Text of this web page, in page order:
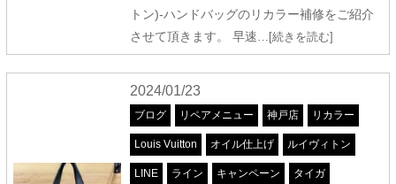
トン)-ハンドバッグのリカラー補修をご紹介
させて頂きます。 早速…[続きを読む]
2024/01/23
ブログ リペアメニュー 神戸店 リカラー
Louis Vuitton オイル仕上げ ルイヴィトン
LINE ライン キャンペーン タイガ